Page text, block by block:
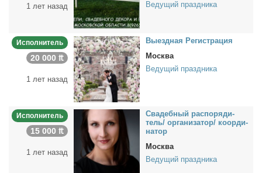
1 лет назад
Ведущий праздника
Исполнитель
20 000 ₶
1 лет назад
Вы­езд­ная Ре­ги­стра­ция
Москва
Ведущий праздника
Исполнитель
15 000 ₶
1 лет назад
Сва­деб­ный рас­по­ря­ди­
тель/ ор­га­ни­за­тор/ ко­ор­ди­
на­тор
Москва
Ведущий праздника